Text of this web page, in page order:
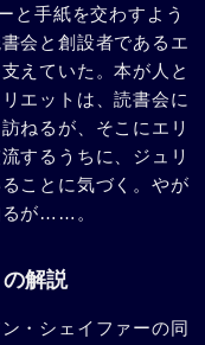
と手紙を交わすよう
会と創設者であるエ
えていた。本が人と
エットは、読書会に
ねるが、そこにエリ
するうちに、ジュリ
ことに気づく。やが
るが……。
の解説
・シェイファーの同